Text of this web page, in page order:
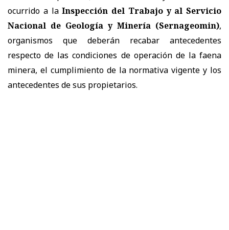
ocurrido a laInspección del Trabajo y al Servicio
Nacional de Geología y Minería (Sernageomin),
organismos que deberán recabar antecedentes
respecto de las condiciones de operación de la faena
minera, el cumplimiento de la normativa vigente y los
antecedentes de sus propietarios.